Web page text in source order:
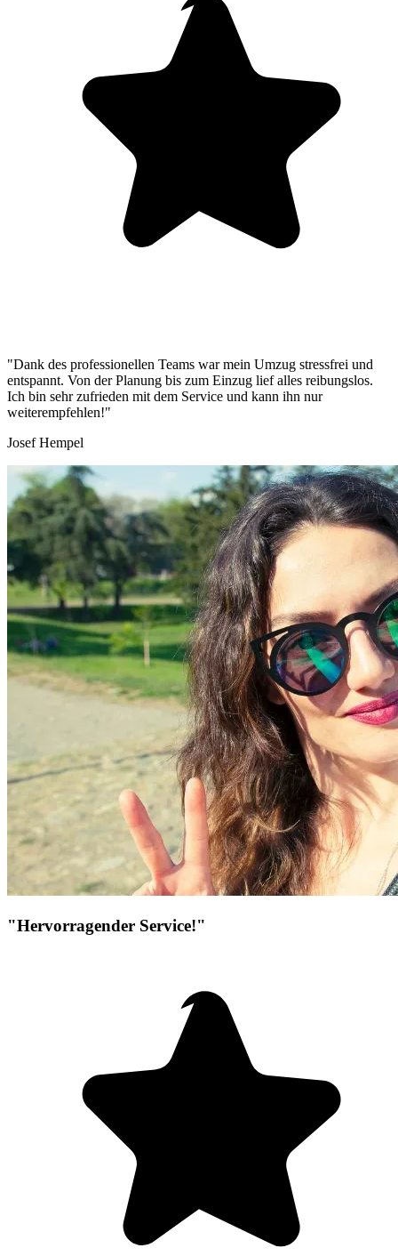
"Dank des professionellen Teams war mein Umzug stressfrei und
entspannt. Von der Planung bis zum Einzug lief alles reibungslos.
Ich bin sehr zufrieden mit dem Service und kann ihn nur
weiterempfehlen!"
Josef Hempel
"Hervorragender Service!"